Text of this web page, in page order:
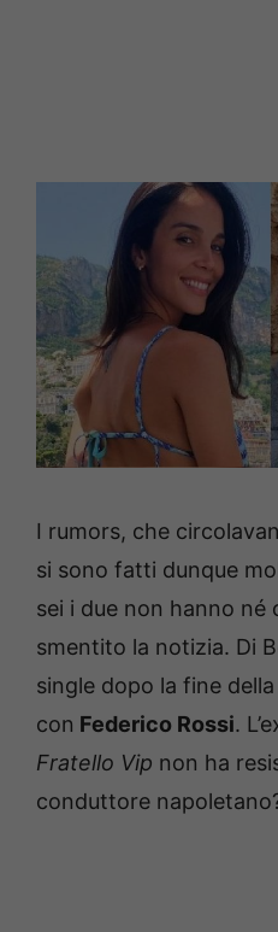
I rumors, che
si sono fatti dunque
sei i due non hanno né
smentito la notizia. Di
single dopo la fine
con Federico Rossi.
Fratello Vip non ha
conduttore